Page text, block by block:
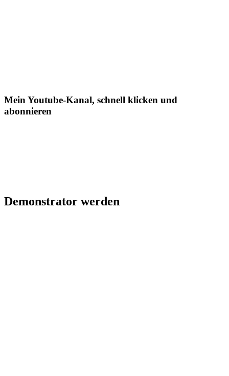
Mein Youtube-Kanal, schnell klicken und
abonnieren
Demonstrator werden